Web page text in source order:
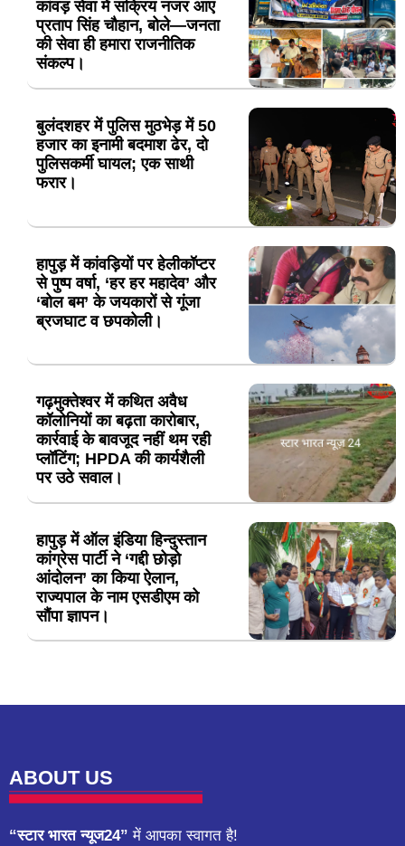
कांवड़ सेवा में सक्रिय नजर आए
प्रताप सिंह चौहान, बोले—जनता
की सेवा ही हमारा राजनीतिक
संकल्प।
बुलंदशहर में पुलिस मुठभेड़ में 50
हजार का इनामी बदमाश ढेर, दो
पुलिसकर्मी घायल; एक साथी
फरार।
हापुड़ में कांवड़ियों पर हेलीकॉप्टर
से पुष्प वर्षा, ‘हर हर महादेव’ और
‘बोल बम’ के जयकारों से गूंजा
ब्रजघाट व छपकोली।
गढ़मुक्तेश्वर में कथित अवैध
कॉलोनियों का बढ़ता कारोबार,
कार्रवाई के बावजूद नहीं थम रही
प्लॉटिंग; HPDA की कार्यशैली
पर उठे सवाल।
हापुड़ में ऑल इंडिया हिन्दुस्तान
कांग्रेस पार्टी ने ‘गद्दी छोड़ो
आंदोलन’ का किया ऐलान,
राज्यपाल के नाम एसडीएम को
सौंपा ज्ञापन।
ABOUT US
“स्टार भारत न्यूज24” में आपका स्वागत है!